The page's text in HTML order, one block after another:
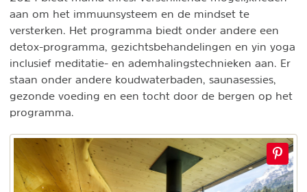
aan om het immuunsysteem en de mindset te
versterken. Het programma biedt onder andere een
detox-programma, gezichtsbehandelingen en yin yoga
inclusief meditatie- en ademhalingstechnieken aan. Er
staan onder andere koudwaterbaden, saunasessies,
gezonde voeding en een tocht door de bergen op het
programma.